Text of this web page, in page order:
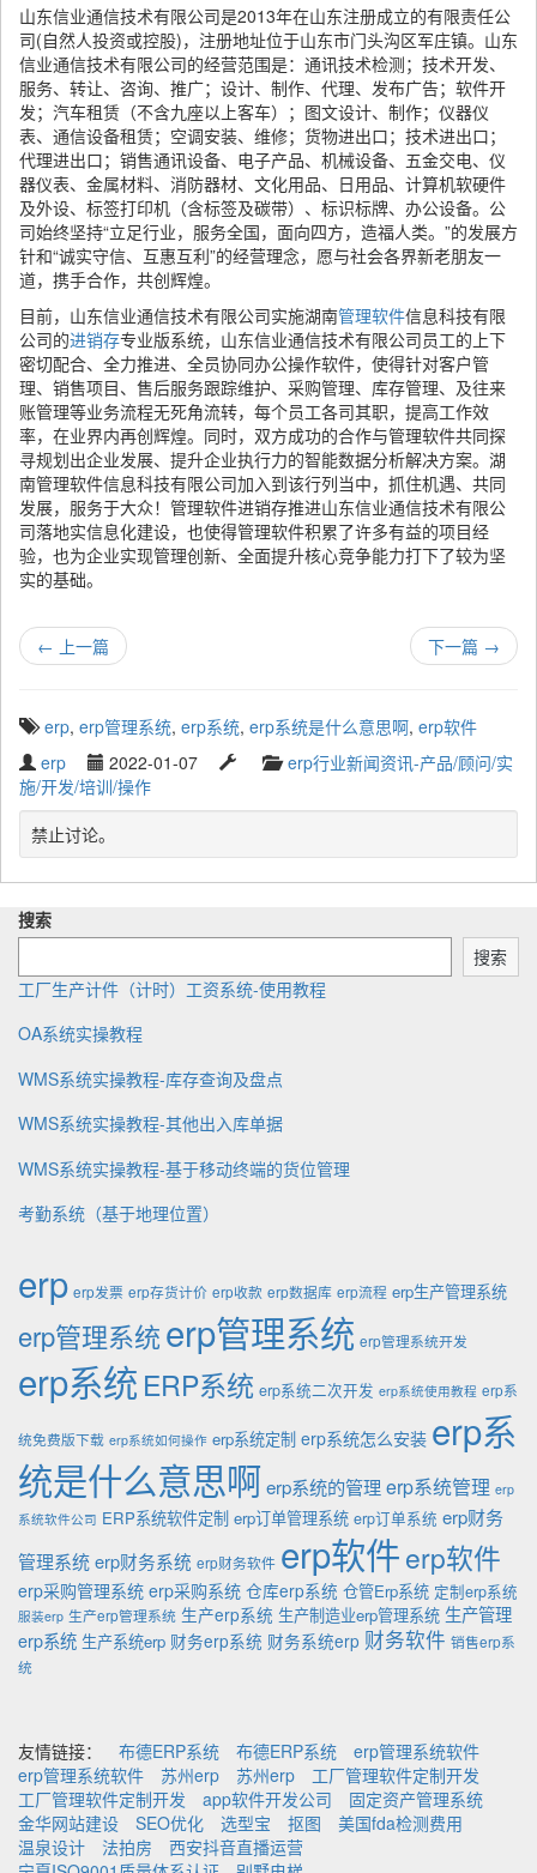
山东信业通信技术有限公司是2013年在山东注册成立的有限责任公
司(自然人投资或控股)，注册地址位于山东市门头沟区军庄镇。山东
信业通信技术有限公司的经营范围是：通讯技术检测；技术开发、
服务、转让、咨询、推广；设计、制作、代理、发布广告；软件开
发；汽车租赁（不含九座以上客车）；图文设计、制作；仪器仪
表、通信设备租赁；空调安装、维修；货物进出口；技术进出口；
代理进出口；销售通讯设备、电子产品、机械设备、五金交电、仪
器仪表、金属材料、消防器材、文化用品、日用品、计算机软硬件
及外设、标签打印机（含标签及碳带）、标识标牌、办公设备。公
司始终坚持“立足行业，服务全国，面向四方，造福人类。”的发展方
针和“诚实守信、互惠互利”的经营理念，愿与社会各界新老朋友一
道，携手合作，共创辉煌。
目前，山东信业通信技术有限公司实施湖南管理软件信息科技有限
公司的进销存专业版系统，山东信业通信技术有限公司员工的上下
密切配合、全力推进、全员协同办公操作软件，使得针对客户管
理、销售项目、售后服务跟踪维护、采购管理、库存管理、及往来
账管理等业务流程无死角流转，每个员工各司其职，提高工作效
率，在业界内再创辉煌。同时，双方成功的合作与管理软件共同探
寻规划出企业发展、提升企业执行力的智能数据分析解决方案。湖
南管理软件信息科技有限公司加入到该行列当中，抓住机遇、共同
发展，服务于大众！管理软件进销存推进山东信业通信技术有限公
司落地实信息化建设，也使得管理软件积累了许多有益的项目经
验，也为企业实现管理创新、全面提升核心竞争能力打下了较为坚
实的基础。
← 上一篇 下一篇 →
T
g
g
e
d
t
h
erp, erp管理系统, erp系统, erp系统是什么意思啊, erp软件
W
r
i
t
t
e
n
b
erp
P
u
b
i
s
2022-01-07
s
u
p
e
C
t
g
o
erp行业新闻资讯-产品/顾问/实
施/开发/培训/操作
禁止讨论。
搜索
搜索
工厂生产计件（计时）工资系统-使用教程
OA系统实操教程
WMS系统实操教程-库存查询及盘点
WMS系统实操教程-其他出入库单据
WMS系统实操教程-基于移动终端的货位管理
考勤系统（基于地理位置）
erp erp发票 erp存货计价 erp收款 erp数据库 erp流程 erp生产管理系统
erp管理系统erp管理系统 erp管理系统开发
erp系统 ERP系统 erp系统二次开发 erp系统使用教程 erp系
统免费版下载 erp系统如何操作 erp系统定制 erp系统怎么安装 erp系
统是什么意思啊erp系统的管理erp系统管理 erp
系统软件公司 ERP系统软件定制 erp订单管理系统 erp订单系统 erp财务
管理系统erp财务系统 erp财务软件 erp软件erp软件
erp采购管理系统 erp采购系统 仓库erp系统 仓管Erp系统 定制erp系统
服装erp 生产erp管理系统 生产erp系统 生产制造业erp管理系统 生产管理
erp系统 生产系统erp 财务erp系统 财务系统erp 财务软件 销售erp系
统
友情链接： 布德ERP系统 布德ERP系统
erp管理系统软件
erp管理系统软件
苏州erp 苏州erp
工厂管理软件定制开发
工厂管理软件定制开发
app软件开发公司
固定资产管理系统
金华网站建设
SEO优化 选型宝 抠图
美国fda检测费用
温泉设计
法拍房
西安抖音直播运营